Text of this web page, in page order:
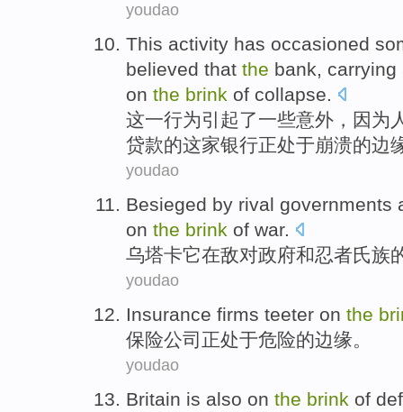
youdao
This activity has occasioned
believed that the bank, carrying
on the brink of collapse.
这一行为引起了一些意外 ， 因为
贷款的这家银行正处于崩溃的边
youdao
Besieged by rival governments
on the brink of war.
乌塔卡它在敌对政府和忍者氏族
youdao
Insurance firms teeter on the
保险公司 正处于危险的边缘。
youdao
Britain is also on the brink of